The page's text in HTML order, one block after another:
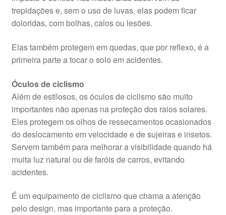
trepidações e, sem o uso de luvas, elas podem ficar
doloridas, com bolhas, calos ou lesões.
Elas também protegem em quedas, que por reflexo, é a
primeira parte a tocar o solo em acidentes.
Óculos de ciclismo
Além de estilosos, os óculos de ciclismo são muito
importantes não apenas na proteção dos raios solares.
Eles protegem os olhos de ressecamentos ocasionados
do deslocamento em velocidade e de sujeiras e insetos.
Servem também para melhorar a visibilidade quando há
muita luz natural ou de faróis de carros, evitando
acidentes.
É um equipamento de ciclismo que chama a atenção
pelo design, mas importante para a proteção.